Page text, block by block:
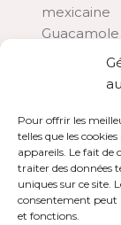
Pour offrir les
telles que les
appareils. Le fait de
traiter des données
uniques sur ce site.
consentement peut
et fonctions.
mexicaine
mexicaine
Chia
déjeuner
Financiers
et fondante
A PROPOS